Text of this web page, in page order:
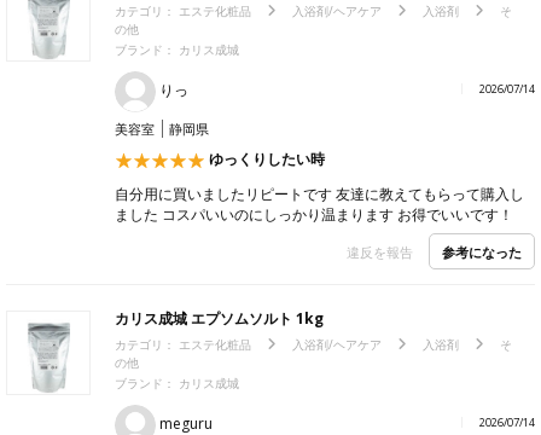
カテゴリ： エステ化粧品 入浴剤/ヘアケア 入浴剤
そ
の他
ブランド： カリス成城
りっ 2026/07/14
美容室 静岡県
ゆっくりしたい時
自分用に買いましたリピートです 友達に教えてもらって購入し
ました コスパいいのにしっかり温まります お得でいいです！
違反を報告 参考になった
カリス成城 エプソムソルト 1kg
カテゴリ： エステ化粧品 入浴剤/ヘアケア 入浴剤
そ
の他
ブランド： カリス成城
meguru 2026/07/14